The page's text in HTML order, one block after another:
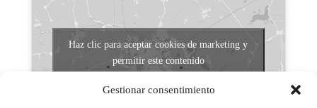
Gestionar consentimiento
Haz clic para aceptar cookies de marketing y
permitir este contenido